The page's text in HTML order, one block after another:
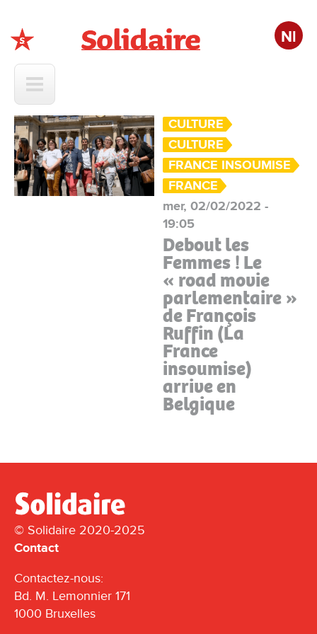
Nl
CULTURE
CULTURE
FRANCE INSOUMISE
FRANCE
mer, 02/02/2022 -
19:05
Debout les
Femmes ! Le
« road movie
parlementaire »
de François
Ruffin (La
France
insoumise)
arrive en
Belgique
© Solidaire 2020-2025
Contact
Contactez-nous:
Bd. M. Lemonnier 171
1000 Bruxelles